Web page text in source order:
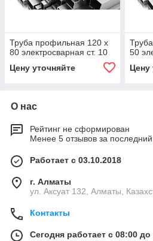
Труба профильная 120 х
80 электросварная ст. 10
Цену уточняйте
50
Цену
О нас
Рейтинг не сформирован
Менее 5 отзывов за последний
Работает с 03.10.2018
г. Алматы
ул. Аксуат 132, Алматы,
Контакты
Сегодня работает с 08:00 до